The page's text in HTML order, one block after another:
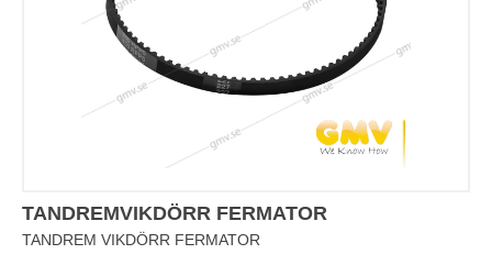
TANDREMVIKDÖRR FERMATOR
TANDREM VIKDÖRR FERMATOR